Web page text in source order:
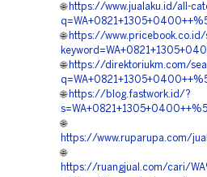
🌐 https://www.jualaku.id/all-
🌐 https://www.pricebook.co.id/
🌐 https://direktoriukm.com/
🌐 https://blog.fastwork.id/?
🌐
https://www.ruparupa.com/
🌐
https://ruangjual.com/cari/